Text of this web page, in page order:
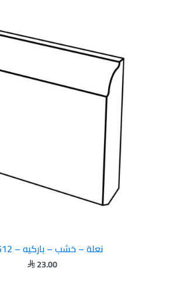
نعلة – خشب – باركيه – S-8512
23.00